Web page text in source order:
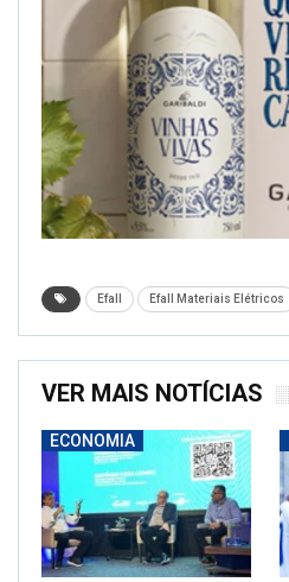
Efall Efall Materiais Elétricos
VER MAIS NOTÍCIAS
ECONOMIA